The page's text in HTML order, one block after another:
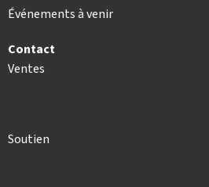
Événements à venir
Contact
Ventes
Soutien